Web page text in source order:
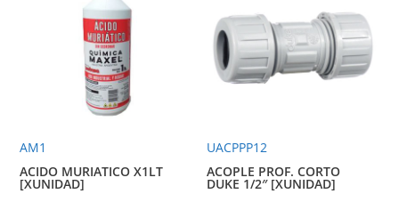
AM1
ACIDO MURIATICO X1LT
[XUNIDAD]
UACPPP12
ACOPLE PROF. CORTO
DUKE 1/2″ [XUNIDAD]